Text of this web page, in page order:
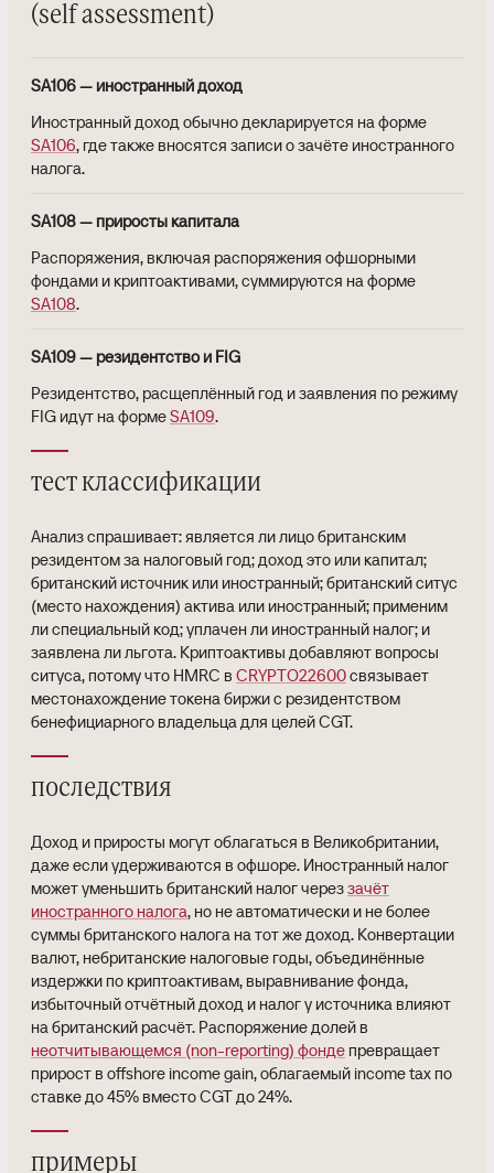
(self assessment)
SA106 — иностранный доход
Иностранный доход обычно декларируется на форме
SA106, где также вносятся записи о зачёте иностранного
налога.
SA108 — приросты капитала
Распоряжения, включая распоряжения офшорными
фондами и криптоактивами, суммируются на форме
SA108.
SA109 — резидентство и FIG
Резидентство, расщеплённый год и заявления по режиму
FIG идут на формеSA109.
тест классификации
Анализ спрашивает: является ли лицо британским
резидентом за налоговый год; доход это или капитал;
британский источник или иностранный; британский ситус
(место нахождения) актива или иностранный; применим
ли специальный код; уплачен ли иностранный налог; и
заявлена ли льгота. Криптоактивы добавляют вопросы
ситуса, потому что HMRC в CRYPTO22600связывает
местонахождение токена биржи с резидентством
бенефициарного владельца для целей CGT.
последствия
Доход и приросты могут облагаться в Великобритании,
даже если удерживаются в офшоре. Иностранный налог
может уменьшить британский налог череззачёт
иностранного налога, но не автоматически и не более
суммы британского налога на тот же доход. Конвертации
валют, небританские налоговые годы, объединённые
издержки по криптоактивам, выравнивание фонда,
избыточный отчётный доход и налог у источника влияют
на британский расчёт. Распоряжение долей в
неотчитывающемся (non-reporting) фонде превращает
прирост в offshore income gain, облагаемый income tax по
ставке до 45% вместо CGT до 24%.
примеры